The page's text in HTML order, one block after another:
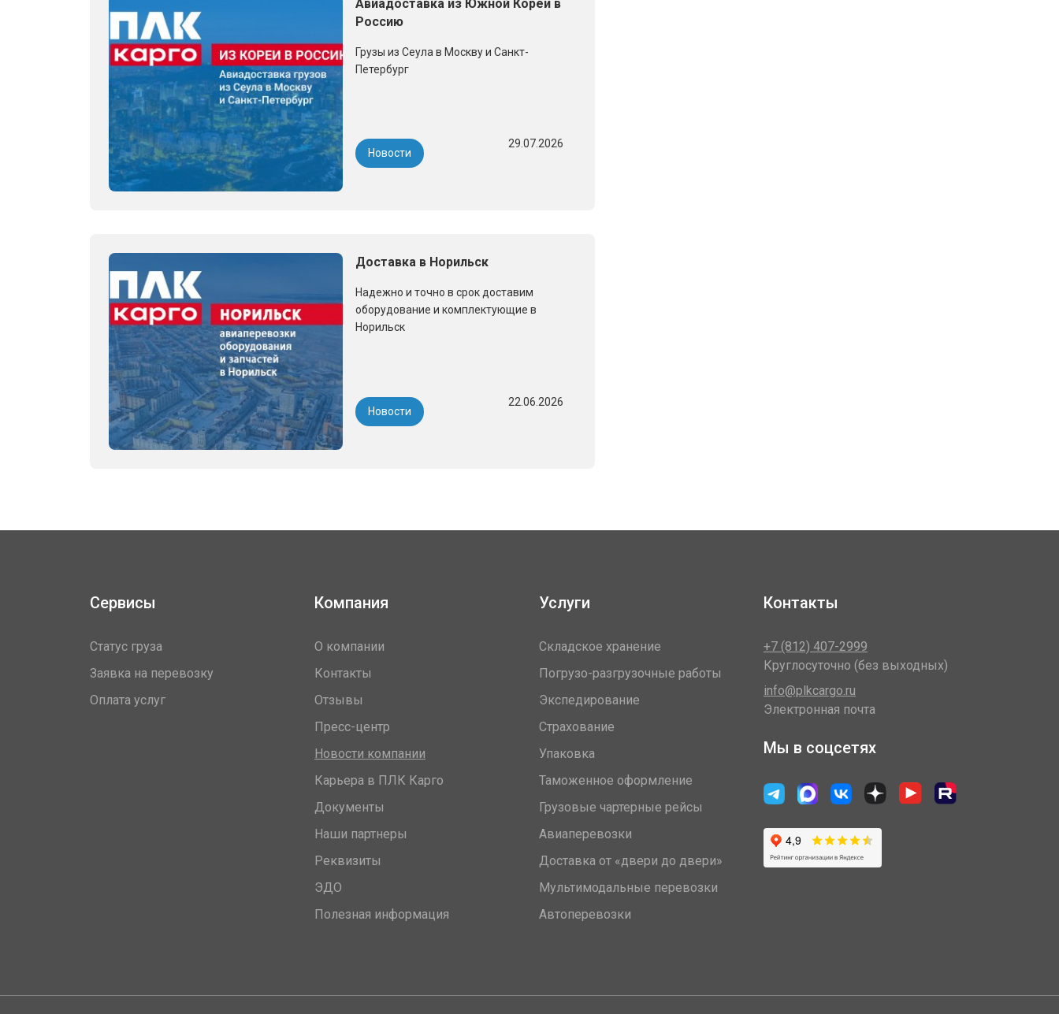
Авиадоставка из Южной Кореи в
Россию
Грузы из Сеула в Москву и Санкт-
Петербург
Новости
29.07.2026
Доставка в Норильск
Надежно и точно в срок доставим
оборудование и комплектующие в
Норильск
Новости
22.06.2026
Сервисы
Статус груза
Заявка на перевозку
Оплата услуг
Компания
О компании
Контакты
Отзывы
Пресс-центр
Новости компании
Карьера в ПЛК Карго
Документы
Наши партнеры
Реквизиты
ЭДО
Полезная информация
Услуги
Складское хранение
Погрузо-разгрузочные работы
Экспедирование
Страхование
Упаковка
Таможенное оформление
Грузовые чартерные рейсы
Авиаперевозки
Доставка от «двери до двери»
Мультимодальные перевозки
Автоперевозки
Контакты
+7 (812) 407-2999
Круглосуточно (без выходных)
info@plkcargo.ru
Электронная почта
Мы в соцсетях